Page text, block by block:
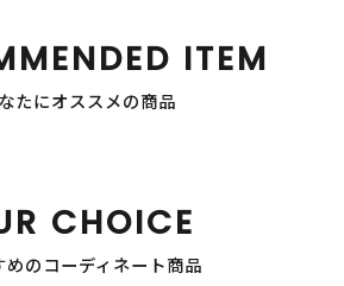
ITEM
たにオススメの商品
CHOICE
めのコーディネート商品